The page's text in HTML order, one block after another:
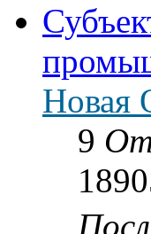
Новая
9